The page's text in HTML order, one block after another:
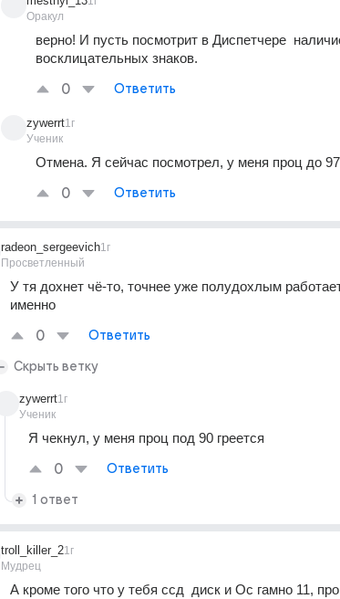
Оракул
верно! И пусть посмотрит в Диспетчере
восклицательных знаков.
0 Ответить
zywerrt
Ученик
1г
Отмена. Я сейчас посмотрел, у меня проц до 97
0 Ответить
radeon_sergeevich
Просветленный
1г
У тя дохнет чё-то, точнее уже полудохлым
именно
0 Ответить
Скрыть ветку
zywerrt
Ученик
1г
Я чекнул, у меня проц под 90 греется
0 Ответить
1 ответ
troll_killer_2
Мудрец
1г
А кроме того что у тебя ссд  диск и Ос гамно 11,